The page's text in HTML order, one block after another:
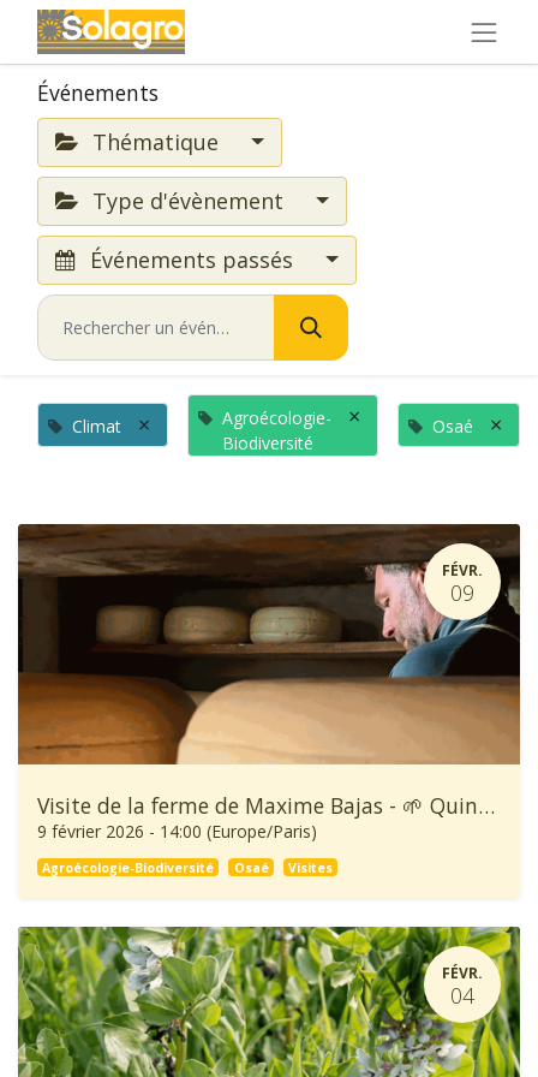
Événements
Thématique
Type d'évènement
Événements passés
Climat ×
Agroécologie-
Biodiversité
× Osaé ×
FÉVR.
09
Visite de la ferme de Maxime Bajas - 🌱 Quinzaine de l'Agroécologie
9 février 2026 - 14:00 (Europe/Paris)
Agroécologie-Biodiversité Osaé Visites
FÉVR.
04